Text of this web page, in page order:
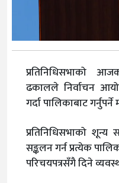
प्रतिनिधिसभाको
ढकालले निर्वाचन
गर्दा पालिकाबाट
प्रतिनिधिसभाको
सङ्कलन गर्न प्रत्येक
परिचयपत्रसँगै दिने